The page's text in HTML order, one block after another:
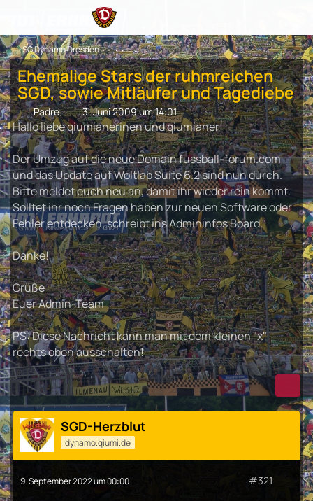
SG Dynamo Dresden
Ehemalige Stars der ruhmreichen
SGD, sowie Mitläufer und Tagediebe
Padre 3. Juni 2009 um 14:01
Hallo liebe qiumianerinen und qiumianer!
Der Umzug auf die neue Domain fussball-forum.com
und das Update auf Woltlab Suite 6.2 sind nun durch.
Bitte meldet euch neu an, damit ihr wieder rein kommt.
Solltet ihr noch Fragen haben zur neuen Software oder
Fehler entdecken, schreibt ins Admininfos Board.
Danke!
Grüße
Euer Admin-Team
PS: Diese Nachricht kann man mit dem kleinen "x"
rechts oben ausschalten!
SGD-Herzblut
dynamo.qiumi.de
9. September 2022 um 00:00 #321